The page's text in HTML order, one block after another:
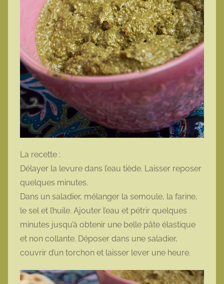
La recette :
Délayer la levure dans l’eau tiède. Laisser reposer
quelques minutes.
Dans un saladier, mélanger la semoule, la farine,
le sel et l’huile. Ajouter l’eau et pétrir quelques
minutes jusqu’à obtenir une belle pâte élastique
et non collante. Déposer dans une saladier,
couvrir d’un torchon et laisser lever une heure.